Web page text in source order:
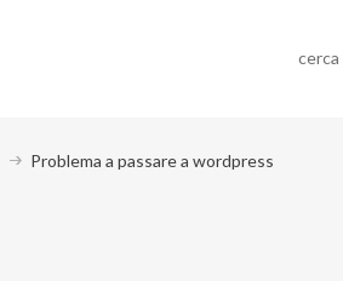
cerca
Problema a passare a wordpress